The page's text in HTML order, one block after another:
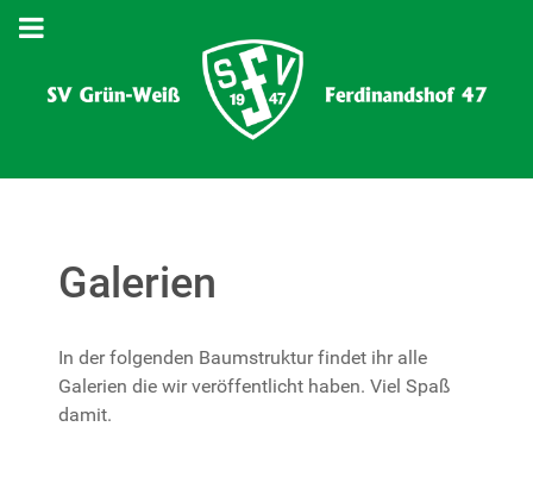
Galerien
In der folgenden Baumstruktur findet ihr alle
Galerien die wir veröffentlicht haben. Viel Spaß
damit.